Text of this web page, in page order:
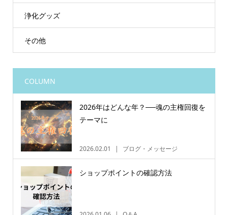
浄化グッズ
その他
COLUMN
2026年はどんな年？──魂の主権回復を
テーマに
2026.02.01 ブログ・メッセージ
ショップポイントの確認方法